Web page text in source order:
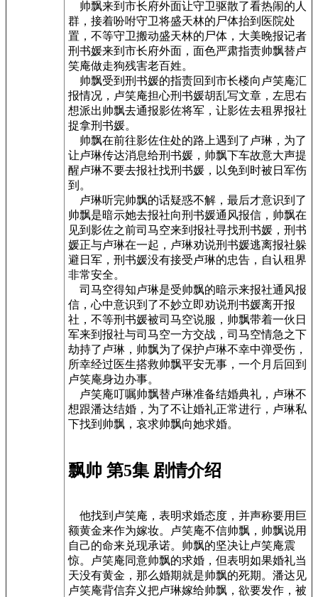
帅飘来到市长府外面让守卫驱散了看热闹的人
群，接着吩咐守卫将盛天林的尸体抬到医院处
置，不等守卫搬动盛天林的尸体，大美晚报记者
刑书媛来到市长府外面，面色严肃指责帅飘替卢
笑庵做走狗残害老百姓。
帅飘受到刑书媛的指责回到市长楼向卢笑庵汇
报情况，卢笑庵担心刑书媛胡乱写文章，左思右
想派出帅飘去通报影佐将军，让影佐去租界报社
捉拿刑书媛。
帅飘在前往影佐住处的路上遇到了卢琳，为了
让卢琳传达消息给刑书媛，帅飘下车故意大声提
醒卢琳不要去报社找刑书媛，以免到时被日军伤
到。
卢琳听完帅飘的话疑惑不解，最后才意识到了
帅飘是暗示她去报社向刑书媛通风报信，帅飘在
见到影佐之前司马空来到报社寻找刑书媛，刑书
媛正与卢琳在一起，卢琳劝说刑书媛逃离报社躲
避日军，刑书媛没有接受卢琳的忠告，自认租界
非常安全。
司马空得知卢琳是受帅飘的暗示来报社通风报
信，心中意识到了不妙立即劝说刑书媛离开报
社，不等刑书媛被司马空说服，帅飘带着一伙日
军来到报社与司马空一方交战，司马空情急之下
劫持了卢琳，帅飘为了保护卢琳不幸中弹受伤，
所幸经过医生搭救帅飘平安无事，一个月后回到
卢笑庵身边办事。
卢笑庵叮嘱帅飘替卢琳准备结婚典礼，卢琳不
想跟潘达结婚，为了不让婚礼正常进行，卢琳私
下找到帅飘，哀求帅飘向她求婚。
飘帅 第5集 剧情介绍
他找到卢笑庵，表明求婚态度，并声称要用巨
额黄金来作为嫁妆。卢笑庵不信帅飘，帅飘说用
自己的命来兑现承诺。帅飘的坚决让卢笑庵震
惊。卢笑庵同意帅飘的求婚，但表明如果婚礼当
天没有黄金，那么婚期就是帅飘的死期。潘达见
卢笑庵背信弃义把卢琳嫁给帅飘，欲要发作，被